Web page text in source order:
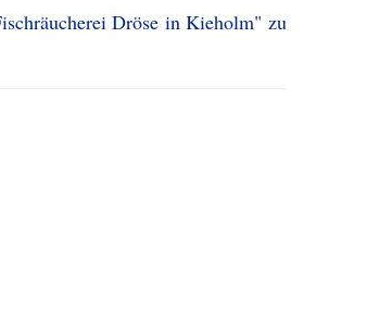
Dröse in Kieholm" zu